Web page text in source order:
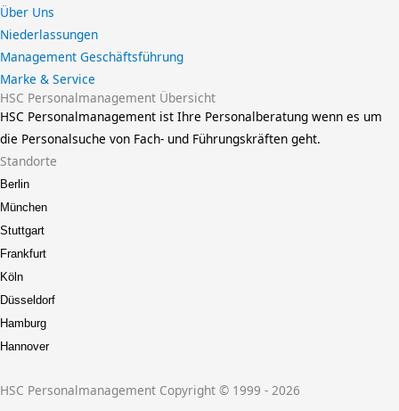
Über Uns
Niederlassungen
Management Geschäftsführung
Marke & Service
HSC Personalmanagement Übersicht
HSC Personalmanagement ist Ihre Personalberatung wenn es um
die Personalsuche von Fach- und Führungskräften geht.
Standorte
Berlin
München
Stuttgart
Frankfurt
Köln
Düsseldorf
Hamburg
Hannover
HSC Personalmanagement Copyright © 1999 - 2026